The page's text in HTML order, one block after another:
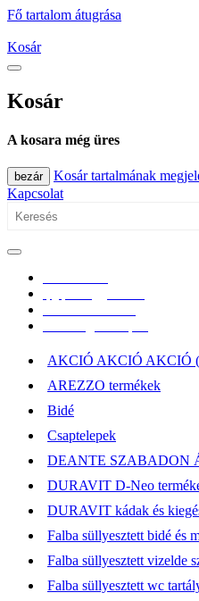
Fő tartalom átugrása
Kosár
Kosár
A kosara még üres
bezár
Kosár tartalmának
Kapcsolat
AKCIÓ AKCIÓ AKCIÓ
AREZZO termékek
Bidé
Csaptelepek
DEANTE SZABADON
DURAVIT D-Neo
DURAVIT kádak és
Falba süllyesztett bidé és
Falba süllyesztett vizelde
Falba süllyesztett wc